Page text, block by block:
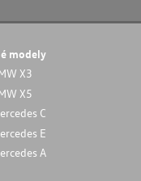
modely
X3
X5
C
E
A